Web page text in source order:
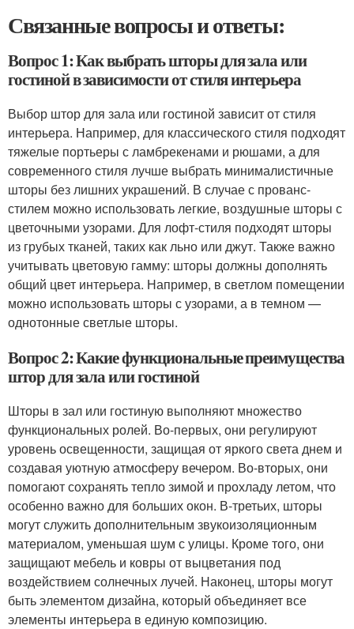
Связанные вопросы и ответы:
Вопрос 1: Как выбрать шторы для зала или
гостиной в зависимости от стиля интерьера
Выбор штор для зала или гостиной зависит от стиля
интерьера. Например, для классического стиля подходят
тяжелые портьеры с ламбрекенами и рюшами, а для
современного стиля лучше выбрать минималистичные
шторы без лишних украшений. В случае с прованс-
стилем можно использовать легкие, воздушные шторы с
цветочными узорами. Для лофт-стиля подходят шторы
из грубых тканей, таких как льно или джут. Также важно
учитывать цветовую гамму: шторы должны дополнять
общий цвет интерьера. Например, в светлом помещении
можно использовать шторы с узорами, а в темном —
однотонные светлые шторы.
Вопрос 2: Какие функциональные преимущества
штор для зала или гостиной
Шторы в зал или гостиную выполняют множество
функциональных ролей. Во-первых, они регулируют
уровень освещенности, защищая от яркого света днем и
создавая уютную атмосферу вечером. Во-вторых, они
помогают сохранять тепло зимой и прохладу летом, что
особенно важно для больших окон. В-третьих, шторы
могут служить дополнительным звукоизоляционным
материалом, уменьшая шум с улицы. Кроме того, они
защищают мебель и ковры от выцветания под
воздействием солнечных лучей. Наконец, шторы могут
быть элементом дизайна, который объединяет все
элементы интерьера в единую композицию.